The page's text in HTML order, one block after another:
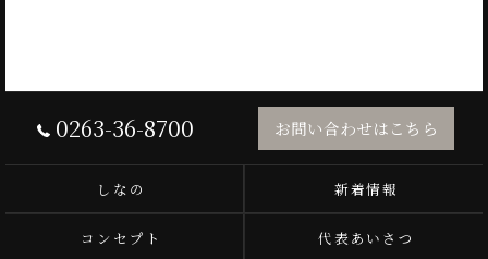
0263-36-8700 お問い合わせはこちら
しなの 新着情報
コンセプト 代表あいさつ